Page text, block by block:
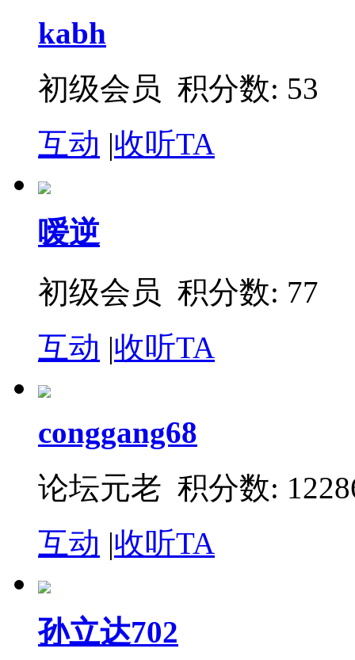
kabh
初级会员 积分数: 53
互动 |收听TA
嗳逆
初级会员 积分数: 77
互动 |收听TA
conggang68
论坛元老 积分数:
互动 |收听TA
孙立达702